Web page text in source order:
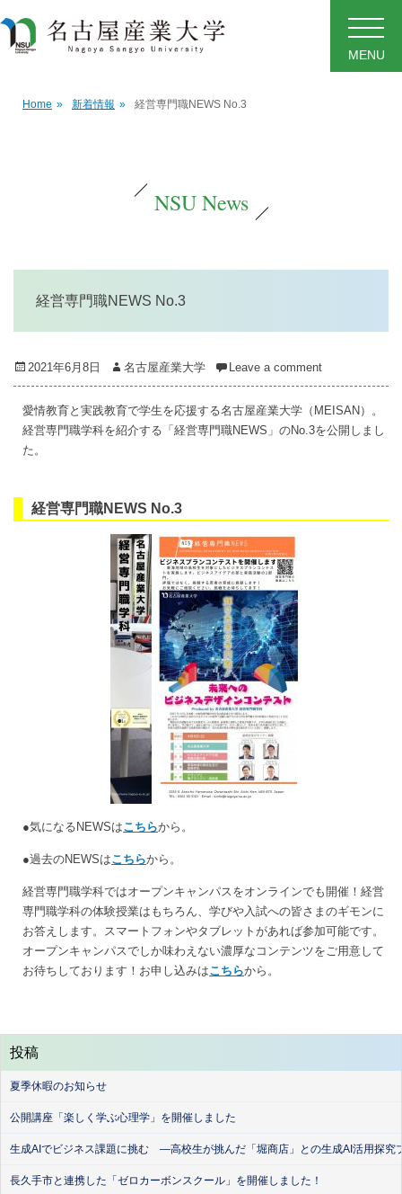
MENU
Home » 新着情報 » 経営専門職NEWS No.3
NSU News
経営専門職NEWS No.3
Posted
on
2021年6月8日 Author
名古屋産業大学 Leave a comment
愛情教育と実践教育で学生を応援する名古屋産業大学（MEISAN）。
経営専門職学科を紹介する「経営専門職NEWS」のNo.3を公開しまし
た。
経営専門職NEWS No.3
●気になるNEWSはこちらから。
●過去のNEWSはこちらから。
経営専門職学科ではオープンキャンパスをオンラインでも開催！経営
専門職学科の体験授業はもちろん、学びや入試への皆さまのギモンに
お答えします。スマートフォンやタブレットがあれば参加可能です。
オープンキャンパスでしか味わえない濃厚なコンテンツをご用意して
お待ちしております！お申し込みはこちらから。
投稿
夏季休暇のお知らせ
公開講座「楽しく学ぶ心理学」を開催しました
生成AIでビジネス課題に挑む ―高校生が挑んだ「堀商店」との生成AI活用探究
長久手市と連携した「ゼロカーボンスクール」を開催しました！